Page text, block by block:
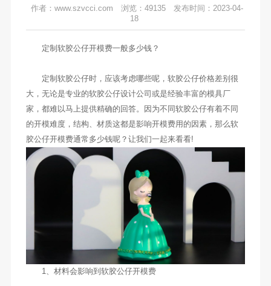
作者：www.szvcci.com 浏览：49135
发布时间：2023-04-
18
定制软胶公仔开模费一般多少钱？
定制软胶公仔时，应该考虑哪些呢，软胶公仔价格差别很
大，无论是专业的软胶公仔设计公司或是经验丰富的模具厂
家，都难以马上提供精确的回答。因为不同软胶公仔有着不同
的开模难度，结构、材质这都是影响开模费用的因素，那么软
胶公仔开模费通常多少钱呢？让我们一起来看看!
1、材料会影响到软胶公仔开模费